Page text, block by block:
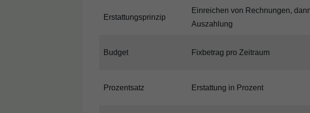
Erstattungsprinzip
Einreichen von Rechnungen,
Auszahlung
Budget Fixbetrag pro Zeitraum
Prozentsatz Erstattung in Prozent